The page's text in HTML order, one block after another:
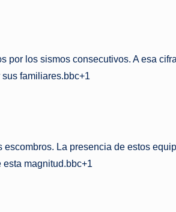
los sismos consecutivos. A esa
familiares.bbc+1
La presencia de estos
magnitud.bbc+1